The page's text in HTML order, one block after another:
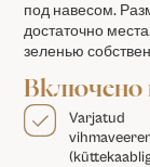
Включено
Varjatud
под навесом.
достаточно
зеленью